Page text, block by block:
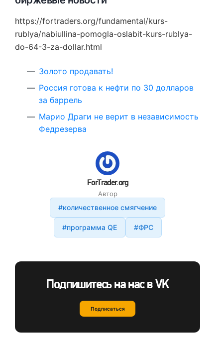
https://fortraders.org/fundamental/kurs-
rublya/nabiullina-pomogla-oslabit-kurs-rublya-
do-64-3-za-dollar.html
Золото продавать!
Россия готова к нефти по 30 долларов
за баррель
Марио Драги не верит в независимость
Федрезерва
ForTrader.org
Автор
#количественное смягчение
#программа QE #ФРС
Подпишитесь на нас в VK
Подписаться